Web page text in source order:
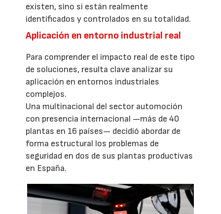
existen, sino si están realmente
identificados y controlados en su totalidad.
Aplicación en entorno industrial real
Para comprender el impacto real de este tipo
de soluciones, resulta clave analizar su
aplicación en entornos industriales
complejos.
Una multinacional del sector automoción
con presencia internacional —más de 40
plantas en 16 países— decidió abordar de
forma estructural los problemas de
seguridad en dos de sus plantas productivas
en España.